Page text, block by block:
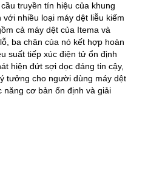
truyền tín hiệu của khung
nhiều loại máy dệt liễu kiếm
cả máy dệt của Itema và
ba chân của nó kết hợp hoàn
suất tiếp xúc điện tử ổn định
hiện đứt sợi dọc đáng tin cậy,
tưởng cho người dùng máy dệt
năng cơ bản ổn định và giải